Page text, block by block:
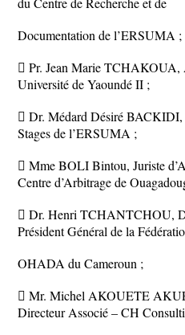
Documentation de l’ERSUMA ;
 Pr. Jean Marie TCHAKOUA,
Université de Yaoundé II ;
 Dr. Médard Désiré BACKIDI,
Stages de l’ERSUMA ;
 Mme BOLI Bintou, Juriste
Centre d’Arbitrage de
 Dr. Henri TCHANTCHOU,
Président Général de la
OHADA du Cameroun ;
 Mr. Michel AKOUETE
Directeur Associé – CH